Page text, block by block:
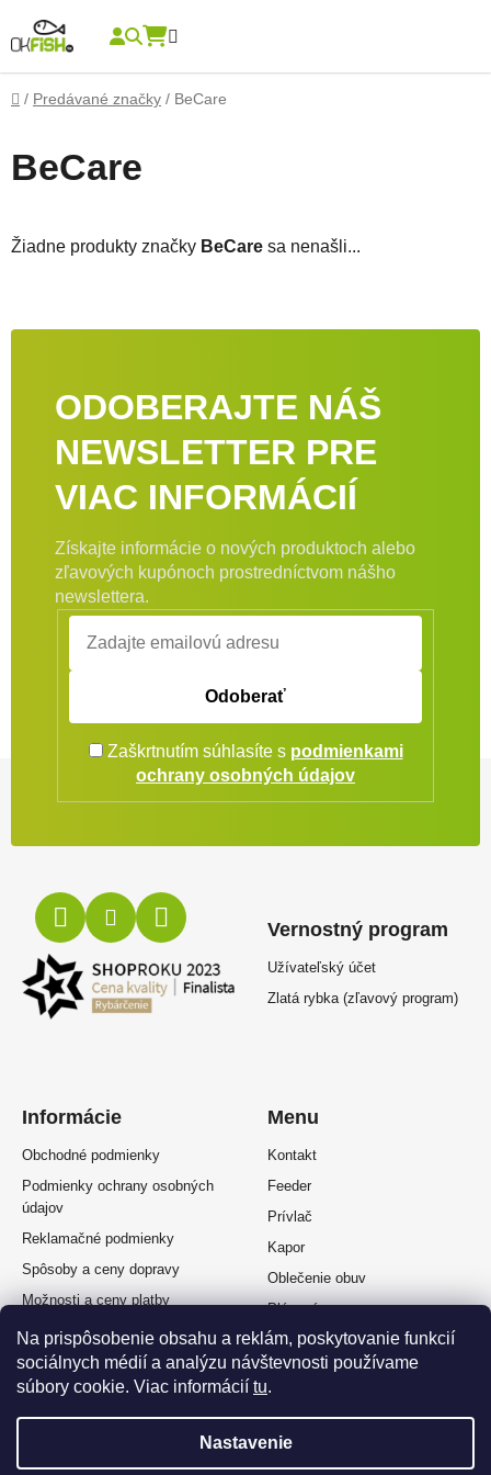
Na prispôsobenie obsahu a reklám, poskytovanie funkcií
sociálnych médií a analýzu návštevnosti používame
súbory cookie. Viac informácií tu.
Nastavenie
Hľadať
NÁKUPNÝ KOŠÍK
Domov
/ Predávané značky / BeCare
BeCare
Žiadne produkty značky BeCare sa nenašli...
ODOBERAJTE NÁŠ
NEWSLETTER PRE
VIAC INFORMÁCIÍ
Získajte informácie o nových produktoch alebo
zľavových kupónoch prostredníctvom nášho
newslettera.
Odoberať
Zaškrtnutím súhlasíte s podmienkami
ochrany osobných údajov
Informácie
Obchodné podmienky
Podmienky ochrany osobných
údajov
Reklamačné podmienky
Spôsoby a ceny dopravy
Možnosti a ceny platby
Splátkový predaj
Odstúpenie od zmluvy
Vernostný program
Užívateľský účet
Zlatá rybka (zľavový program)
Menu
Kontakt
Feeder
Prívlač
Kapor
Oblečenie obuv
Plávaná
Muškárina